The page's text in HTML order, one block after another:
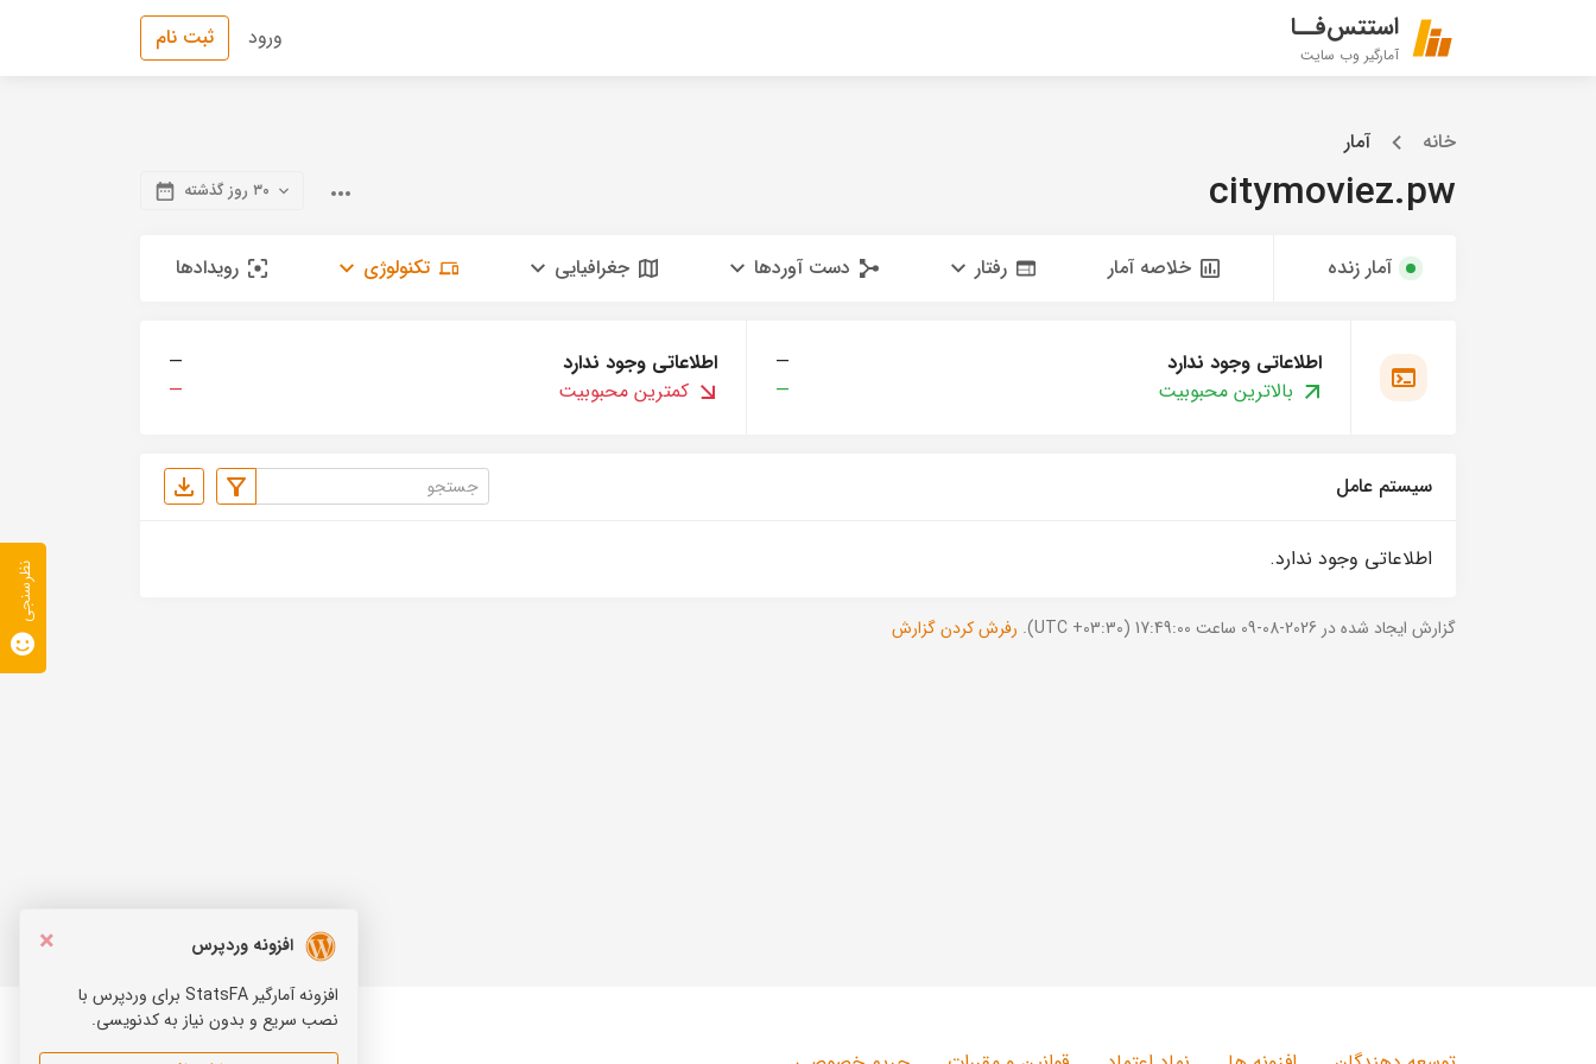
استتس‌فــا
آمارگیر وب سایت
ورود ثبت نام
خانه آمار
citymoviez.pw ۳۰ روز گذشته
آمار زنده خلاصه آمار رفتار دست آوردها جغرافیایی تکنولوژی رویدادها
اطلاعاتی وجود ندارد
—
بالاترین محبوبیت
—
اطلاعاتی وجود ندارد
—
کمترین محبوبیت
—
سیستم عامل
اطلاعاتی وجود ندارد.
گزارش ایجاد شده در 2026-08-09 ساعت 17:49:00 (UTC +03:30). رفرش کردن گزارش
×
افزونه وردپرس
افزونه آمارگیر StatsFA برای وردپرس با
نصب سریع و بدون نیاز به کدنویسی.
نظرسنجی